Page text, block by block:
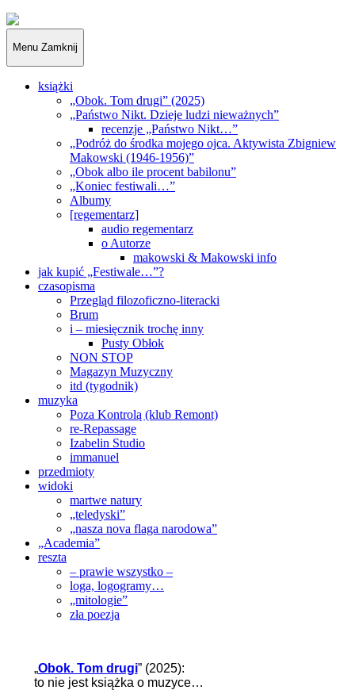
„Obywatele…”
Menu Zamknij
książki
„Obok. Tom drugi” (2025)
„Państwo Nikt. Dzieje ludzi nieważnych”
recenzje „Państwo Nikt…”
„Podróż do środka mojego ojca. Aktywista Zbigniew
Makowski (1946-1956)”
„Obok albo ile procent babilonu”
„Koniec festiwali…”
Albumy
[regementarz]
audio regementarz
o Autorze
makowski & Makowski info
jak kupić „Festiwale…”?
czasopisma
Przegląd filozoficzno-literacki
Brum
i – miesięcznik trochę inny
Pusty Obłok
NON STOP
Magazyn Muzyczny
itd (tygodnik)
muzyka
Poza Kontrolą (klub Remont)
re-Repassage
Izabelin Studio
immanuel
przedmioty
widoki
martwe natury
„teledyski”
„nasza nova flaga narodowa”
„Academia”
reszta
– prawie wszystko –
loga, logogramy…
„mitologie”
zła poezja
„Obok. Tom drugi” (2025):
to nie jest książka o muzyce…